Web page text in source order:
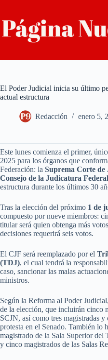
contenido
El Poder Judicial inicia su último
actual estructura
Redacción enero 5,
Este lunes comienza el primer,
2025 para los órganos que
Federación: la Suprema Corte de
Consejo de la Judicatura
estructura durante los últimos 30
Tras la elección del próximo 1 de
compuesto por nueve miembros:
titular será quien obtenga más
decisiones requerirá seis votos.
El CJF será reemplazado por el
(TDJ), el cual tendrá la
caso, sancionar las malas
ministros.
Según la Reforma al Poder
de la elección, que incluirán cinco
SCJN, así como tres magistradas
protesta en el Senado. También lo
magistrado de la Sala Superior del
y cinco magistrados de las Salas